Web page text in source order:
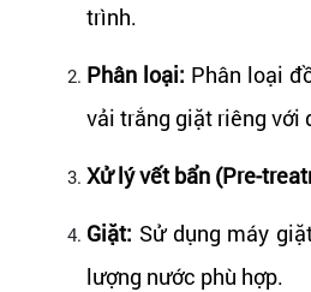
trình.
Phân loại: Phân loại
vải trắng giặt riêng với
Xử lý vết bẩn (Pre-
Giặt: Sử dụng máy
lượng nước phù hợp.